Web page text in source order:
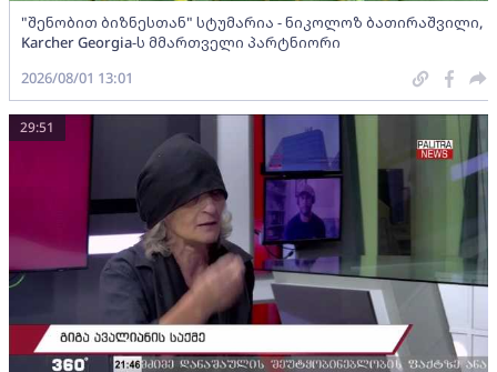
"შენობით ბიზნესთან" სტუმარია - ნიკოლოზ ბათირაშვილი,
Karcher Georgia-ს მმართველი პარტნიორი
2026/08/01 13:01
29:51